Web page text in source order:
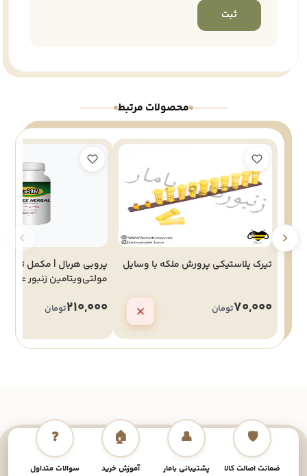
محصولات مرتبط
تیرک پلاستیکی پرورش ملکه با وسایل
70,000تومان
پروبی هربال | مکمل
مولتی‌ویتامین زنبور عسل
210,000تومان
🛡️
ضمانت اصالت کالا
👤
پشتیبانی بامار
🏠
آموزش خرید
❓
سوالات متداول